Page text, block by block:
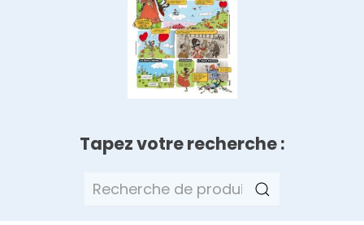
Tapez votre recherche :
Recherche